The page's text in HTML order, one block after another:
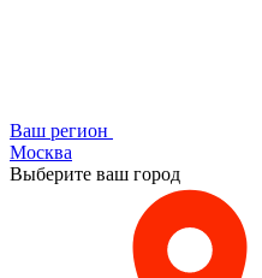
Ваш регион
Москва
Выберите ваш город